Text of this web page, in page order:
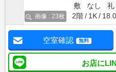
画像 : 23枚
敷
なし 礼
2階
1K
空室確認 無料
お店に